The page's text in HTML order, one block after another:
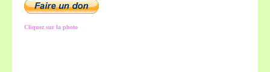
Cliquez sur la photo